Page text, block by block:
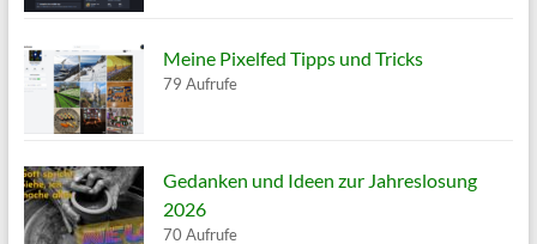
Meine Pixelfed Tipps und Tricks
79 Aufrufe
Gedanken und Ideen zur Jahreslosung
2026
70 Aufrufe